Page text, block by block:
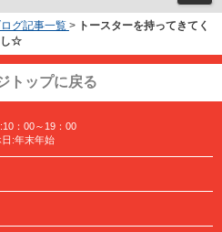
グ記事一覧 > トースターを持ってきてく
し☆
トップに戻る
：00～19：00
日:年末年始